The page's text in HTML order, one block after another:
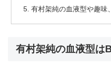
有村架純の血液型や趣味
有村架純の血液型は